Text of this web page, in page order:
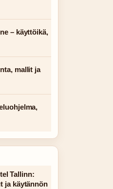
– käyttöikä,
mallit ja
Tallinn:
ja käytännön